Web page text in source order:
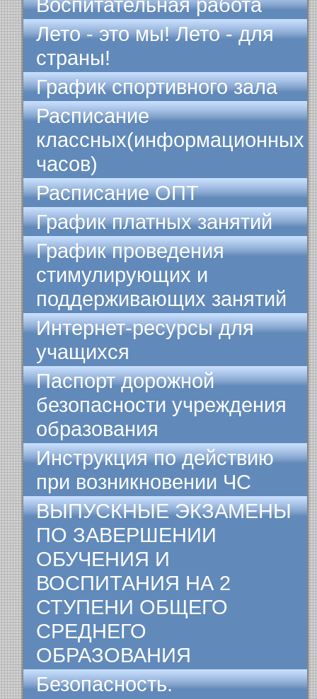
Лето - это мы! Лето - для
страны!
График спортивного зала
Расписание
классных(информационных
часов)
Расписание ОПТ
График платных занятий
График проведения
стимулирующих и
поддерживающих занятий
Интернет-ресурсы для
учащихся
Паспорт дорожной
безопасности учреждения
образования
Инструкция по действию
при возникновении ЧС
ВЫПУСКНЫЕ ЭКЗАМЕНЫ
ПО ЗАВЕРШЕНИИ
ОБУЧЕНИЯ И
ВОСПИТАНИЯ НА 2
СТУПЕНИ ОБЩЕГО
СРЕДНЕГО
ОБРАЗОВАНИЯ
Безопасность.